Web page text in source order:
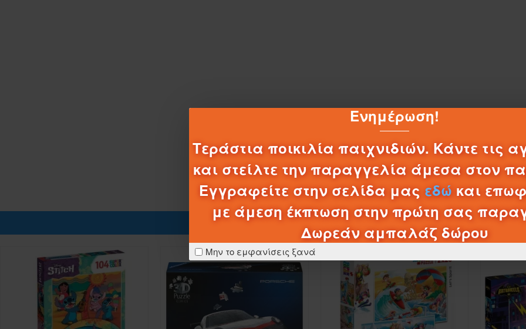
Ενημέρωση!
Τεράστια ποικιλία παιχνιδιών. Κάντε τις
και στείλτε την παραγγελία άμεσα στον
Εγγραφείτε στην σελίδα μας εδώ και
με άμεση έκπτωση στην πρώτη σας
Δωρεάν αμπαλάζ δώρου
Μην το εμφανίσεις ξανά
ΣΑΚΟΥΛΑ ΤΖΑ 45Χ55 ΕΚ.
ΚΑΛΆΘΙ
ΠΡΟΪΌΝΤΑ ΚΑΤΗΓΟΡΊΑΣ